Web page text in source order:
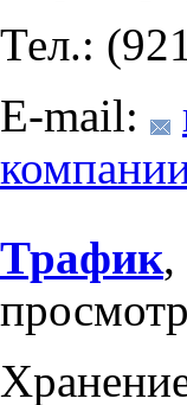
Тел.:
E-mail:
Трафик,